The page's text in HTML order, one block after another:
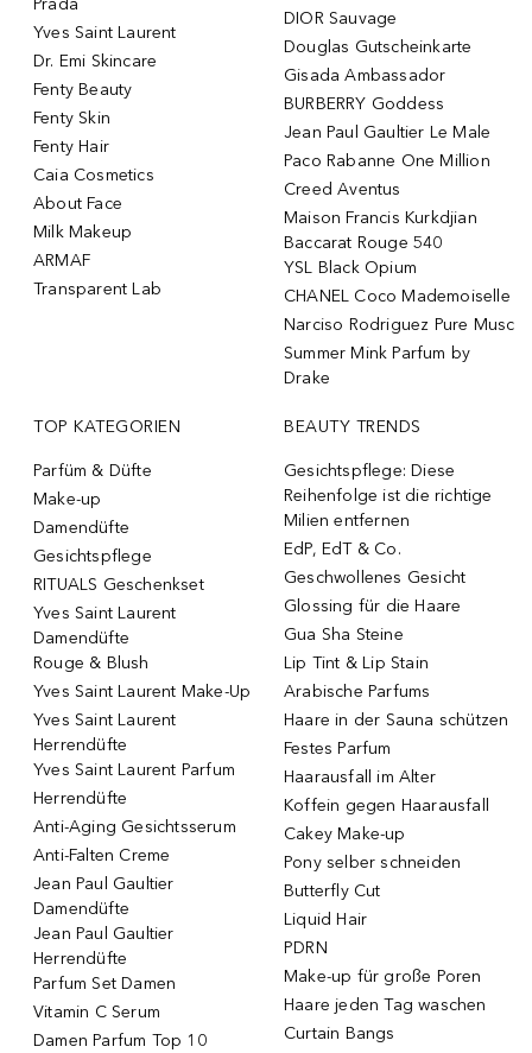
Prada
Yves Saint Laurent
Dr. Emi Skincare
Fenty Beauty
Fenty Skin
Fenty Hair
Caia Cosmetics
About Face
Milk Makeup
ARMAF
Transparent Lab
DIOR Sauvage
Douglas Gutscheinkarte
Gisada Ambassador
BURBERRY Goddess
Jean Paul Gaultier Le Male
Paco Rabanne One Million
Creed Aventus
Maison Francis Kurkdjian
Baccarat Rouge 540
YSL Black Opium
CHANEL Coco Mademoiselle
Narciso Rodriguez Pure Musc
Summer Mink Parfum by
Drake
TOP KATEGORIEN
Parfüm & Düfte
Make-up
Damendüfte
Gesichtspflege
RITUALS Geschenkset
Yves Saint Laurent
Damendüfte
Rouge & Blush
Yves Saint Laurent Make-Up
Yves Saint Laurent
Herrendüfte
Yves Saint Laurent Parfum
Herrendüfte
Anti-Aging Gesichtsserum
Anti-Falten Creme
Jean Paul Gaultier
Damendüfte
Jean Paul Gaultier
Herrendüfte
Parfum Set Damen
Vitamin C Serum
Damen Parfum Top 10
BEAUTY TRENDS
Gesichtspflege: Diese
Reihenfolge ist die richtige
Milien entfernen
EdP, EdT & Co.
Geschwollenes Gesicht
Glossing für die Haare
Gua Sha Steine
Lip Tint & Lip Stain
Arabische Parfums
Haare in der Sauna schützen
Festes Parfum
Haarausfall im Alter
Koffein gegen Haarausfall
Cakey Make-up
Pony selber schneiden
Butterfly Cut
Liquid Hair
PDRN
Make-up für große Poren
Haare jeden Tag waschen
Curtain Bangs